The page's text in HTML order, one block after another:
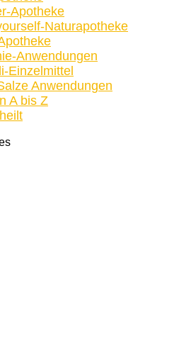
Apotheke
Naturapotheke
Anwendungen
Einzelmittel
Anwendungen
A bis Z